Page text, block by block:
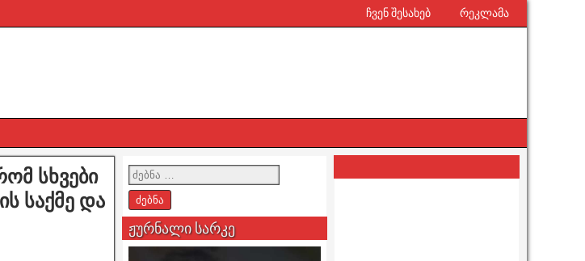
ჩვენ შესახებ რეკლამა
სხვები
საქმე და
ჟურნალი სარკე